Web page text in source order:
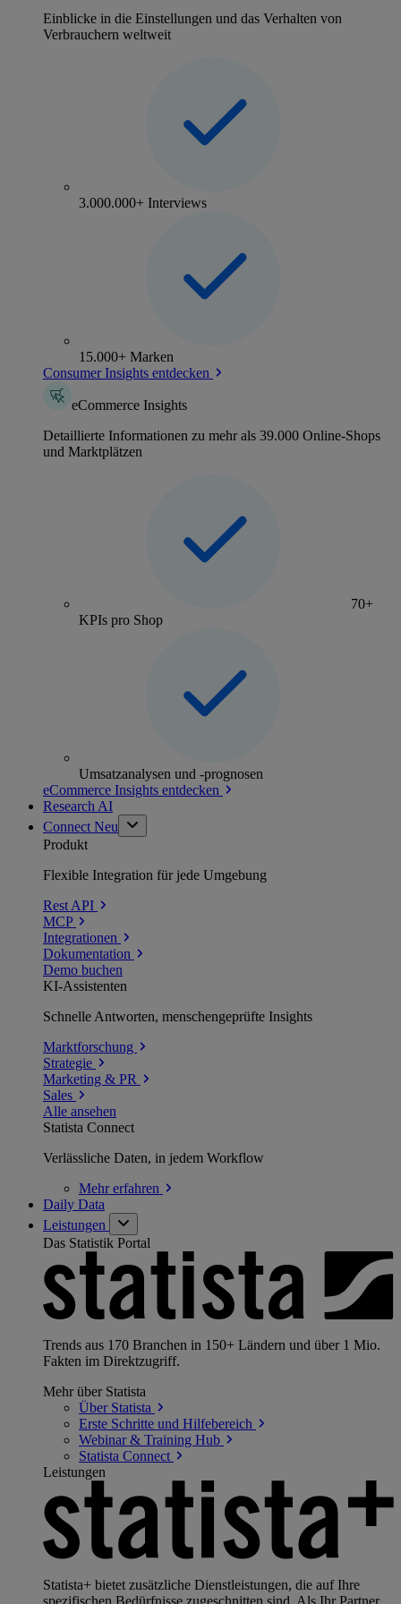
Einblicke in die Einstellungen und das Verhalten von
Verbrauchern weltweit
3.000.000+ Interviews
15.000+ Marken
Consumer Insights entdecken
eCommerce Insights
Detaillierte Informationen zu mehr als 39.000 Online-Shops
und Marktplätzen
70+
KPIs pro Shop
Umsatzanalysen und -prognosen
eCommerce Insights entdecken
Research AI
Connect Neu
Produkt
Flexible Integration für jede Umgebung
Rest API
MCP
Integrationen
Dokumentation
Demo buchen
KI-Assistenten
Schnelle Antworten, menschengeprüfte Insights
Marktforschung
Strategie
Marketing & PR
Sales
Alle ansehen
Statista Connect
Verlässliche Daten, in jedem Workflow
Mehrerfahren
Daily Data
Leistungen
Das Statistik Portal
Trends aus 170 Branchen in 150+ Ländern und über 1 Mio.
Fakten im Direktzugriff.
Mehr über Statista
Über Statista
Erste Schritte und Hilfebereich
Webinar & Training Hub
Statista Connect
Leistungen
Statista+ bietet zusätzliche Dienstleistungen, die auf Ihre
spezifischen Bedürfnisse zugeschnitten sind. Als Ihr Partner